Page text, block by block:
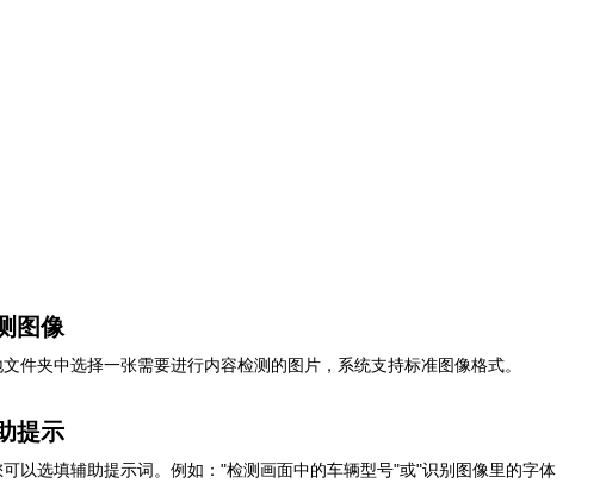
图像
件夹中选择一张需要进行内容检测的图片，系统支持标准图像格式。
提示
以选填辅助提示词。例如："检测画面中的车辆型号"或"识别图像里的字体